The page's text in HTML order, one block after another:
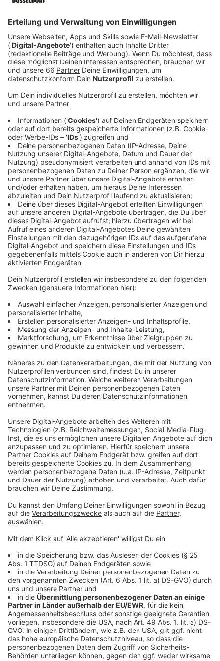
Anzeige
Steigende Landesfördermittel ermöglichen
Anzeige
Im nächsten Jahr können nochmal mehr KiTa-Plätze in
unserer Stadt angeboten werden, als bisher. Unter
anderem sind die Landesfördermittel dafür
gestiegen. Alleine für die Betreuung von Kindern unter
3 Jahren kann es etwa 175 Plätze mehr geben. Damit
läge die Versorgungsquote knapp unter 60 Prozent.
Anzeige
Personal ist knapp
Anzeige
Kinder über 3 Jahren können schon jetzt sicher mit
einem KiTa Platz rechnen, es gibt theoretisch
genügend. Allerdings braucht es dafür auch
entsprechendes Personal. Daran mangelt es nach wie
vor. Manche Betreuungsgruppen könnten daher noch
nicht an der Start gehen.
Anzeige
Weitere Infos und Links zum Thema:
Anzeige
Mehr Betreuungsplätze für U3-Kinder in Düsseldorf ab
Sommer
Warnstreik legt städtische KiTas lahm
Entdeckertage 2025: Erzieher-Beruf in Düsseldorf
erleben
verlässliche KiTas
Anzeige
Anzeige